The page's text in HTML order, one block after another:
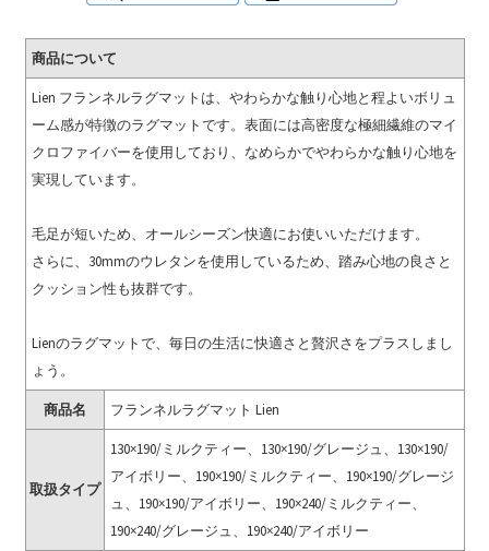
商品について
Lien フランネルラグマットは、やわらかな触り心地と程よいボリュ
ーム感が特徴のラグマットです。表面には高密度な極細繊維のマイ
クロファイバーを使用しており、なめらかでやわらかな触り心地を
実現しています。
毛足が短いため、オールシーズン快適にお使いいただけます。
さらに、30mmのウレタンを使用しているため、踏み心地の良さと
クッション性も抜群です。
Lienのラグマットで、毎日の生活に快適さと贅沢さをプラスしまし
ょう。
商品名 フランネルラグマット Lien
取扱タイプ
130×190/ミルクティー、130×190/グレージュ、130×190/
アイボリー、190×190/ミルクティー、190×190/グレージ
ュ、190×190/アイボリー、190×240/ミルクティー、
190×240/グレージュ、190×240/アイボリー